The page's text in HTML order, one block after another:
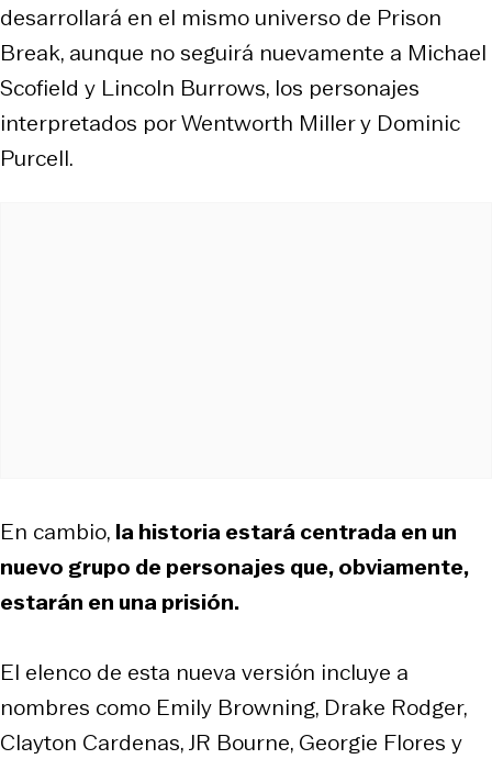
desarrollará en el mismo universo de Prison
Break, aunque no seguirá nuevamente a Michael
Scofield y Lincoln Burrows, los personajes
interpretados por Wentworth Miller y Dominic
Purcell.
En cambio, la historia estará centrada en un
nuevo grupo de personajes que, obviamente,
estarán en una prisión.
El elenco de esta nueva versión incluye a
nombres como Emily Browning, Drake Rodger,
Clayton Cardenas, JR Bourne, Georgie Flores y